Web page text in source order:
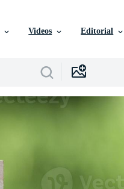
Videos Editorial